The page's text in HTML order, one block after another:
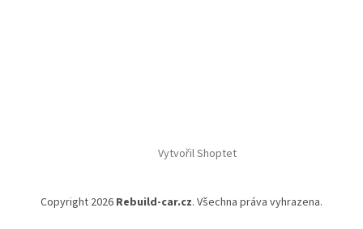
Vytvořil Shoptet
Copyright 2026 Rebuild-car.cz. Všechna práva vyhrazena.